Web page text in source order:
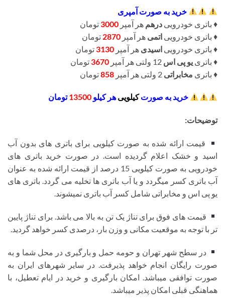
خرید به صورت آمپری
♦️ باتری خودرویی درهم هر آمپر 3000تومان
♦️ باتری خودرویی اتمی هر آمپر 2870 تومان
♦️ باتری خودرویی اسیدی هر آمپر 3130تومان
♦️ باتری یو پی اس 3670تومان
♦️ باتری مخابراتی 858تومان
خرید به صورتکیلویی هر کیلو 13500تومان
توضیحات:
قیمت ارائه شده به صورت کیلویی برای باتری های بدون آب
اسید و خشک اعلام گردیده است. در صورت خرید باتری های
خودرویی به صورت کیلویی 15 درصد از قیمت ارائه شده به عنوان
آب باتری کسر میگردد و یا آب باتری ها تخلیه می گردد. باتری های
یو پی اس و مخابراتی شامل کسر آب باتری نمیشوند.
قیمت های فوق برای تناژ یک تن به بالا می باشد. برای تناژ پایین
تر با توجه به موقعیت مکانی و وزن بار، درصدی کسر خواهد گردید.
در سطح شهر تهران و حومه حمل و بارگیری در محل شما و به
صورت رایگان انجام خواهد پذیرفت. در سایر شهرهای ایران به
صورت توافقی میباشد. امکان بارگیری و خرید در ایام تعطیل، با
هماهنگی قبلی امکان پذیر میباشد.